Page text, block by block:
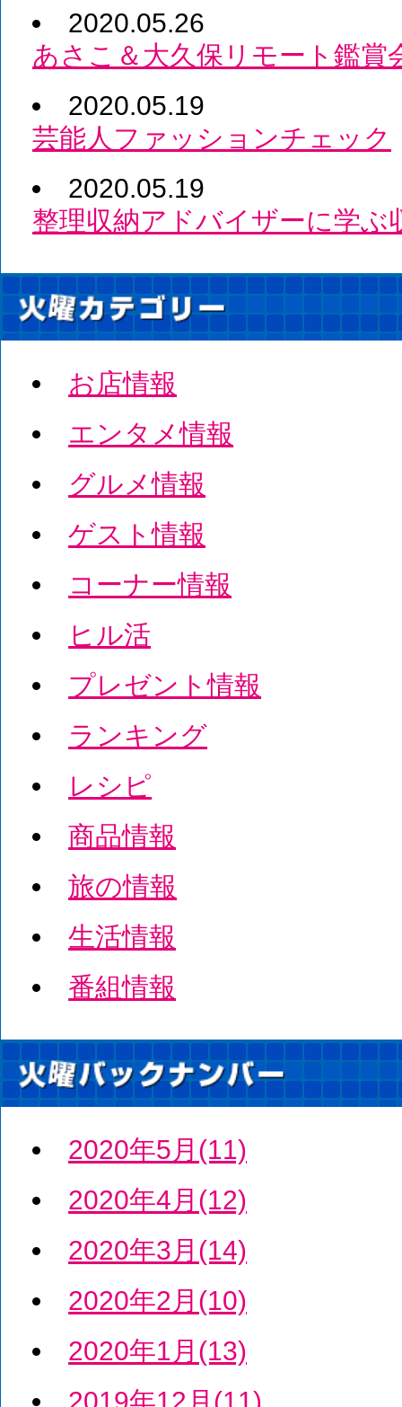
2020.05.26
あさこ＆大久保リモート鑑賞
2020.05.19
芸能人ファッションチェック
2020.05.19
整理収納アドバイザーに学ぶ
お店情報
エンタメ情報
グルメ情報
ゲスト情報
コーナー情報
ヒル活
プレゼント情報
ランキング
レシピ
商品情報
旅の情報
生活情報
番組情報
2020年5月(11)
2020年4月(12)
2020年3月(14)
2020年2月(10)
2020年1月(13)